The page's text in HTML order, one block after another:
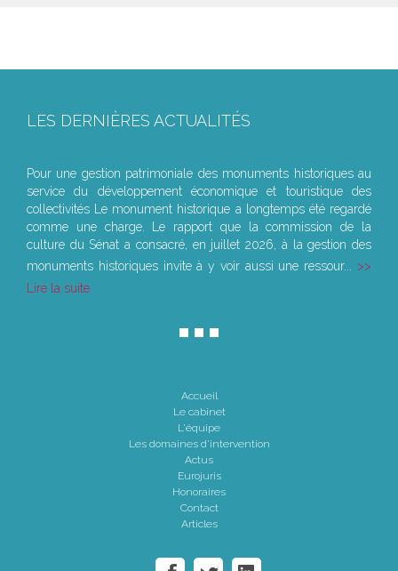
LES DERNIÈRES ACTUALITÉS
Pour une gestion patrimoniale des monuments historiques au
service du développement économique et touristique des
collectivités Le monument historique a longtemps été regardé
comme une charge. Le rapport que la commission de la
culture du Sénat a consacré, en juillet 2026, à la gestion des
monuments historiques invite à y voir aussi une ressour...
Lire la suite
Accueil
Le cabinet
L'équipe
Les domaines d'intervention
Actus
Eurojuris
Honoraires
Contact
Articles